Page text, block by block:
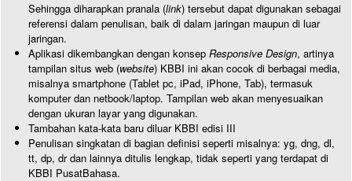
Sehingga diharapkan pranala (link) tersebut dapat digunakan sebagai
referensi dalam penulisan, baik di dalam jaringan maupun di luar
jaringan.
Aplikasi dikembangkan dengan konsep Responsive Design, artinya
tampilan situs web (website) KBBI ini akan cocok di berbagai media,
misalnya smartphone (Tablet pc, iPad, iPhone, Tab), termasuk
komputer dan netbook/laptop. Tampilan web akan menyesuaikan
dengan ukuran layar yang digunakan.
Tambahan kata-kata baru diluar KBBI edisi III
Penulisan singkatan di bagian definisi seperti misalnya: yg, dng, dl,
tt, dp, dr dan lainnya ditulis lengkap, tidak seperti yang terdapat di
KBBI PusatBahasa.